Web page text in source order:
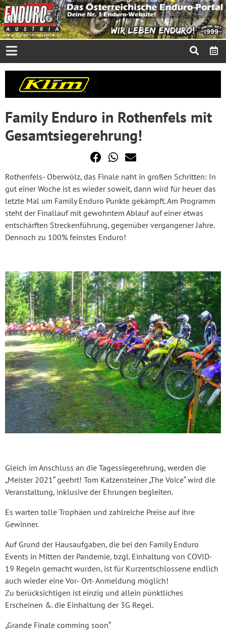
Family Enduro in Rothenfels mit
Gesamtsiegerehrung!
Rothenfels- Oberwölz, das Finale naht in großen Schritten: In
gut einer Woche ist es wieder soweit, dann wird für heuer das
letzte Mal um Family Enduro Punkte gekämpft. Am Programm
steht der Finallauf mit gewohntem Ablauf auf einer etwas
entschärften Streckenführung, gegenüber vergangener Jahre.
Dennoch zu 100% feinstes Enduro!
Gleich im Anschluss an die Tagessiegerehrung, werden die
„Meister 2021“ geehrt! Tom Katzensteiner „The Voice“ wird die
Veranstaltung, inklusive der Ehrungen begleiten.
Es warten tolle Trophäen und zahlreiche Preise auf ihre
Gewinner.
Auf Grund der Hausaufgaben, die bei den Family Enduro
Events in Mitten der Pandemie, bzgl. Einhaltung von COVID-
19 Regeln gemacht wurden, ist für Kurzentschlossene endlich
auch wieder eine Vor- Ort- Anmeldung möglich!
Zu berücksichtigen ist einzig und allein pünktliches
Erscheinen &. die Einhaltung der 3G Regel.
„Grande Finale comming soon“